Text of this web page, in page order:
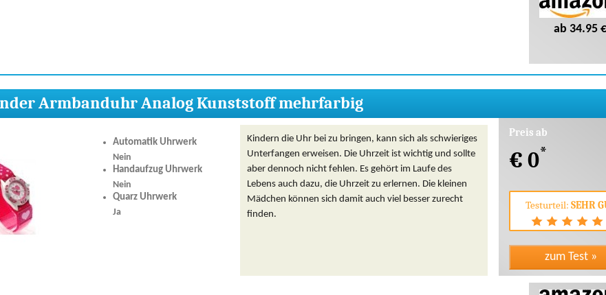
ab 34.95 €
Armbanduhr Analog Kunststoff mehrfarbig
Automatik Uhrwerk
Nein
Handaufzug Uhrwerk
Nein
Quarz Uhrwerk
Ja
Kindern die Uhr bei zu bringen, kann sich als schwieriges
Unterfangen erweisen. Die Uhrzeit ist wichtig und sollte
aber dennoch nicht fehlen. Es gehört im Laufe des
Lebens auch dazu, die Uhrzeit zu erlernen. Die kleinen
Mädchen können sich damit auch viel besser zurecht
finden.
Preis ab
€ 0*
Testurteil: SEHR